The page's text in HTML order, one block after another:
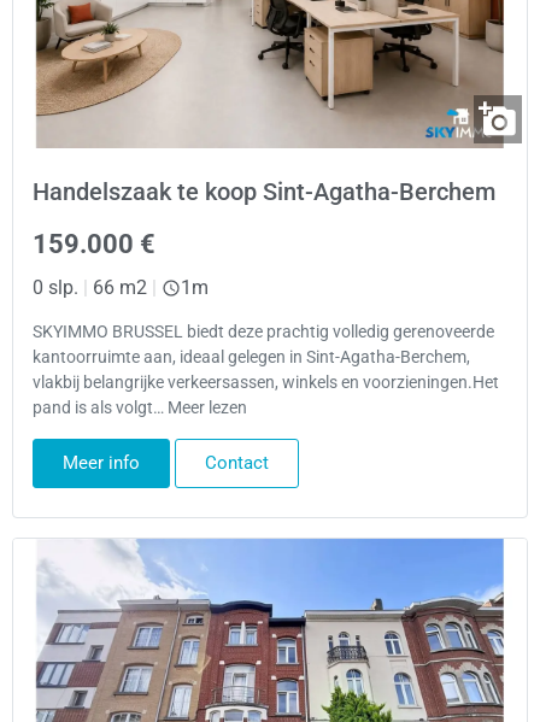
Handelszaak te koop Sint-Agatha-Berchem
159.000 €
0 slp. | 66 m2 | 1m
SKYIMMO BRUSSEL biedt deze prachtig volledig gerenoveerde
kantoorruimte aan, ideaal gelegen in Sint-Agatha-Berchem,
vlakbij belangrijke verkeersassen, winkels en voorzieningen.Het
pand is als volgt… Meer lezen
Meer info Contact